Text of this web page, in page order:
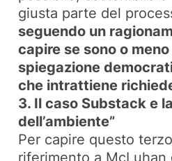
giusta parte del
seguendo un
capire se sono o meno
spiegazione
che intrattiene
3. Il caso Substack e
dell’ambiente”
Per capire questo